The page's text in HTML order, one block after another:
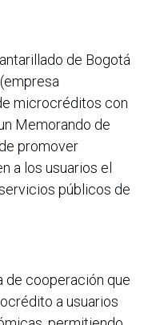
de Bogotá
microcréditos con
Memorando de
promover
a los usuarios el
públicos de
de cooperación que
a usuarios